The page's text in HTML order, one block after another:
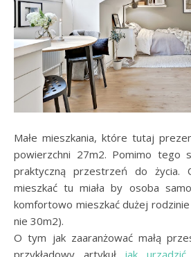
Małe mieszkania, które tutaj
powierzchni 27m2. Pomimo tego
praktyczną przestrzeń do życia.
mieszkać tu miała by osoba
komfortowo mieszkać dużej
nie 30m2).
O tym jak zaaranżować małą
przykładowy artykuł jak